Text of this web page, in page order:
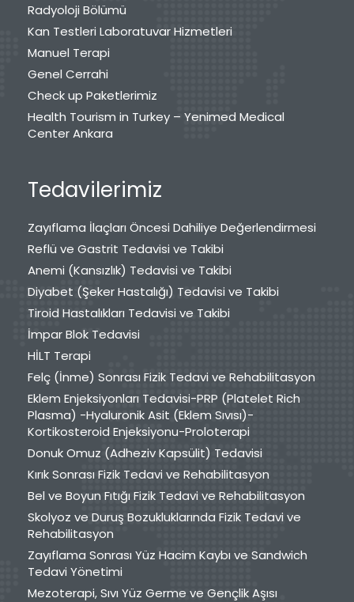
Radyoloji Bölümü
Kan Testleri Laboratuvar Hizmetleri
Manuel Terapi
Genel Cerrahi
Check up Paketlerimiz
Health Tourism in Turkey – Yenimed Medical
Center Ankara
Tedavilerimiz
Zayıflama İlaçları Öncesi Dahiliye Değerlendirmesi
Reflü ve Gastrit Tedavisi ve Takibi
Anemi (Kansızlık) Tedavisi ve Takibi
Diyabet (Şeker Hastalığı) Tedavisi ve Takibi
Tiroid Hastalıkları Tedavisi ve Takibi
İmpar Blok Tedavisi
HİLT Terapi
Felç (İnme) Sonrası Fizik Tedavi ve Rehabilitasyon
Eklem Enjeksiyonları Tedavisi-PRP (Platelet Rich
Plasma) -Hyaluronik Asit (Eklem Sıvısı)-
Kortikosteroid Enjeksiyonu-Proloterapi
Donuk Omuz (Adheziv Kapsülit) Tedavisi
Kırık Sonrası Fizik Tedavi ve Rehabilitasyon
Bel ve Boyun Fıtığı Fizik Tedavi ve Rehabilitasyon
Skolyoz ve Duruş Bozukluklarında Fizik Tedavi ve
Rehabilitasyon
Zayıflama Sonrası Yüz Hacim Kaybı ve Sandwich
Tedavi Yönetimi
Mezoterapi, Sıvı Yüz Germe ve Gençlik Aşısı